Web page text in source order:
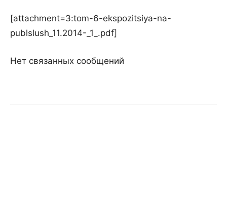
[attachment=3:tom-6-ekspozitsiya-na-
publslush_11.2014-_1_.pdf]
Нет связанных сообщений